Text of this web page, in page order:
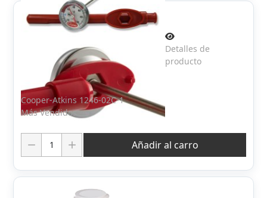
Detalles de
producto
Cooper-Atkins 1246-02C-1
Más Vendidos
Añadir al carro